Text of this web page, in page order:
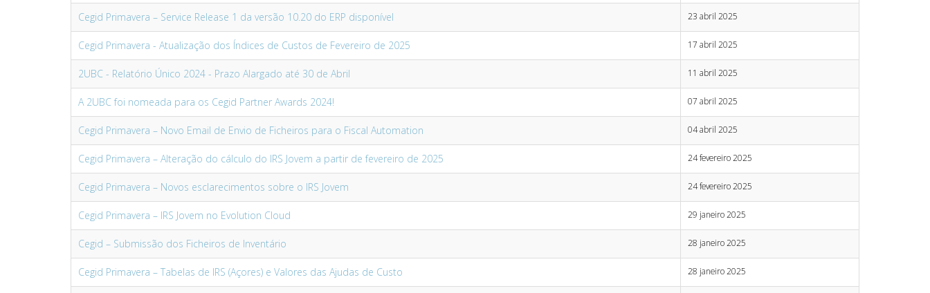
Cegid Primavera – Service Release 1 da versão 10.20 do ERP disponível 23 abril 2025
Cegid Primavera - Atualização dos Índices de Custos de Fevereiro de 2025 17 abril 2025
2UBC - Relatório Único 2024 - Prazo Alargado até 30 de Abril 11 abril 2025
A 2UBC foi nomeada para os Cegid Partner Awards 2024! 07 abril 2025
Cegid Primavera – Novo Email de Envio de Ficheiros para o Fiscal Automation 04 abril 2025
Cegid Primavera – Alteração do cálculo do IRS Jovem a partir de fevereiro de 2025 24 fevereiro 2025
Cegid Primavera – Novos esclarecimentos sobre o IRS Jovem 24 fevereiro 2025
Cegid Primavera – IRS Jovem no Evolution Cloud 29 janeiro 2025
Cegid – Submissão dos Ficheiros de Inventário 28 janeiro 2025
Cegid Primavera – Tabelas de IRS (Açores) e Valores das Ajudas de Custo 28 janeiro 2025